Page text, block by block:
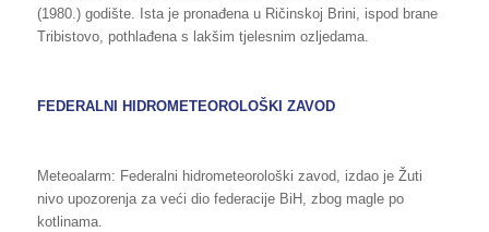
(1980.) godište. Ista je pronađena u Ričinskoj Brini, ispod brane
Tribistovo, pothlađena s lakšim tjelesnim ozljedama.
FEDERALNI HIDROMETEOROLOŠKI ZAVOD
Meteoalarm: Federalni hidrometeorološki zavod, izdao je Žuti
nivo upozorenja za veći dio federacije BiH, zbog magle po
kotlinama.